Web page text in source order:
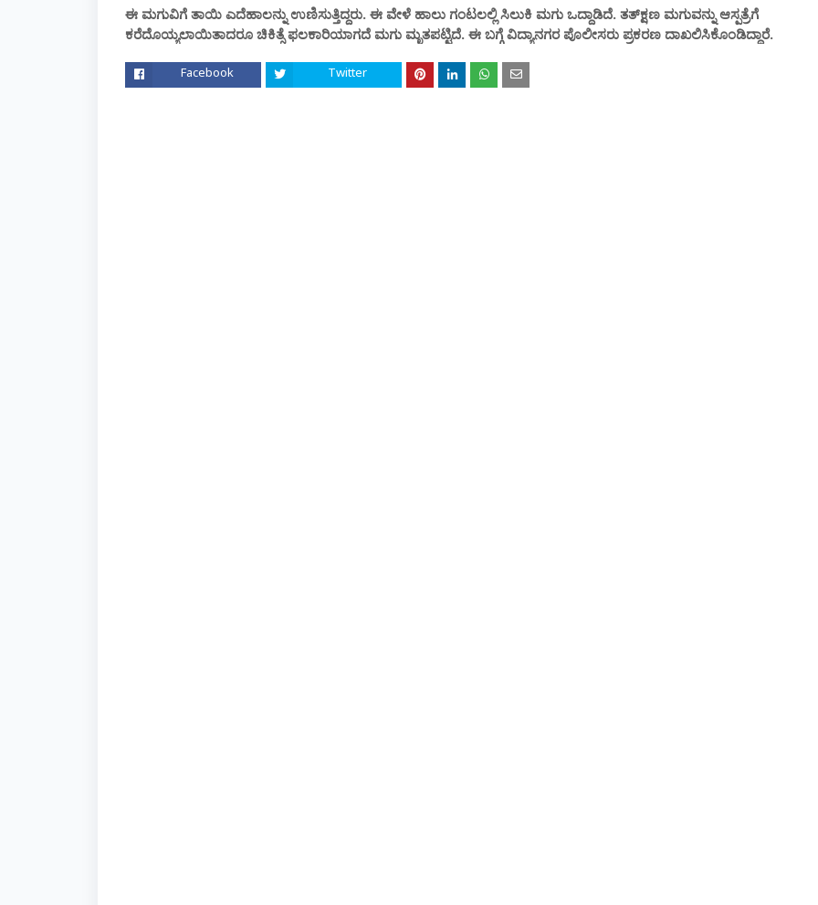
ಈ ಮಗುವಿಗೆ ತಾಯಿ ಎದೆಹಾಲನ್ನು ಉಣಿಸುತ್ತಿದ್ದರು. ಈ ವೇಳೆ ಹಾಲು ಗಂಟಲಲ್ಲಿ ಸಿಲುಕಿ ಮಗು ಒದ್ದಾಡಿದೆ. ತತ್‌ಕ್ಷಣ ಮಗುವನ್ನು ಆಸ್ಪತ್ರೆಗೆ
ಕರೆದೊಯ್ಯಲಾಯಿತಾದರೂ ಚಿಕಿತ್ಸೆ ಫಲಕಾರಿಯಾಗದೆ ಮಗು ಮೃತಪಟ್ಟಿದೆ. ಈ ಬಗ್ಗೆ ವಿದ್ಯಾನಗರ ಪೊಲೀಸರು ಪ್ರಕರಣ ದಾಖಲಿಸಿಕೊಂಡಿದ್ದಾರೆ.
Facebook Twitter